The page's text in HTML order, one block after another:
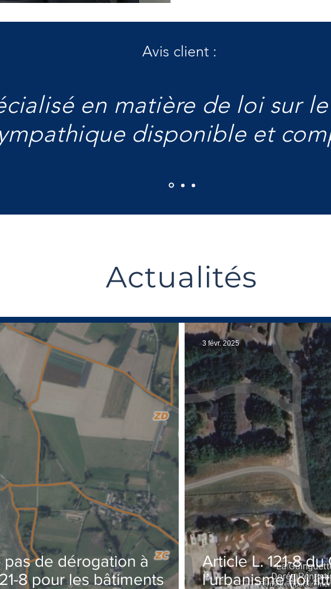
Avis client :
en matière de loi sur
disponible et
Actualités
pas de dérogation à
8 pour les bâtiments
Article L. 121-8
l’urbanisme (loi
3 févr. 2025